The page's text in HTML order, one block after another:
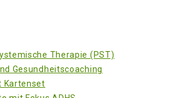
Therapie (PST)
Gesundheitscoaching
Kartenset